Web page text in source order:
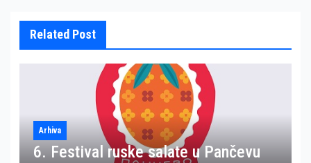
Related Post
Arhiva
6. Festival ruske salate u Pančevu